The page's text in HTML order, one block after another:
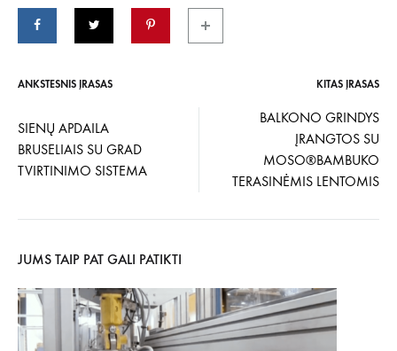
navigacija
ANKSTESNIS ĮRAŠAS KITAS ĮRAŠAS
SIENŲ APDAILA
BRUSELIAIS SU GRAD
TVIRTINIMO SISTEMA
BALKONO GRINDYS
ĮRANGTOS SU
MOSO®BAMBUKO
TERASINĖMIS LENTOMIS
JUMS TAIP PAT GALI PATIKTI